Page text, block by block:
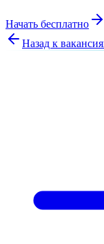
Начать бесплатно
Назад к